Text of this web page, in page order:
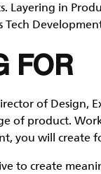
Layering in
FOR
of Design,
of product.
you will create
to create